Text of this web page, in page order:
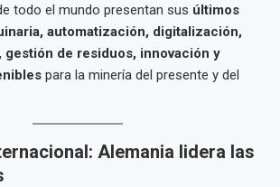
todo el mundo presentan sus últimos
automatización, digitalización,
gestión de residuos, innovación y
para la minería del presente y del
Alemania lidera las